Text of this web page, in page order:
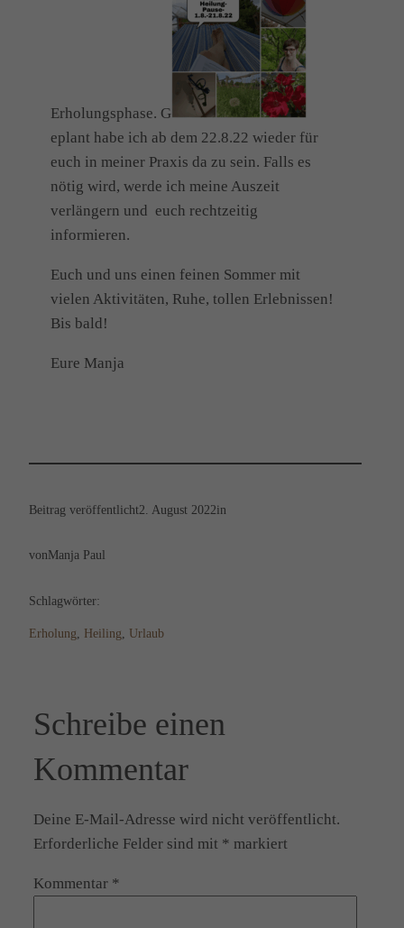
Erholungsphase. G
eplant habe ich ab dem 22.8.22 wieder für
euch in meiner Praxis da zu sein. Falls es
nötig wird, werde ich meine Auszeit
verlängern und euch rechtzeitig
informieren.
Euch und uns einen feinen Sommer mit
vielen Aktivitäten, Ruhe, tollen Erlebnissen!
Bis bald!
Eure Manja
Beitrag veröffentlicht2. August 2022in
vonManja Paul
Schlagwörter:
Erholung Heiling Urlaub
Schreibe einen
Kommentar
Deine E-Mail-Adresse wird nicht veröffentlicht.
Erforderliche Felder sind mit * markiert
Kommentar *